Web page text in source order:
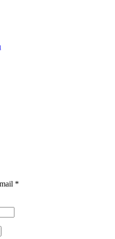
*